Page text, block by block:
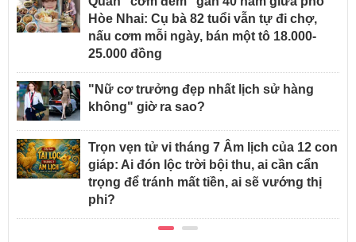
Hòe Nhai: Cụ bà 82 tuổi vẫn tự đi chợ,
nấu cơm mỗi ngày, bán một tô 18.000-
25.000 đồng
"Nữ cơ trưởng đẹp nhất lịch sử hàng
không" giờ ra sao?
Trọn vẹn tử vi tháng 7 Âm lịch của 12 con
giáp: Ai đón lộc trời bội thu, ai cần cẩn
trọng để tránh mất tiền, ai sẽ vướng thị
phi?